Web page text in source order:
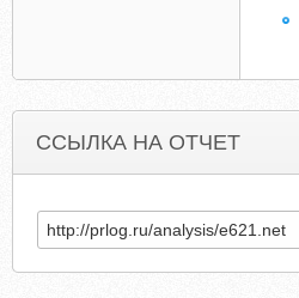
ССЫЛКА НА ОТЧЕТ